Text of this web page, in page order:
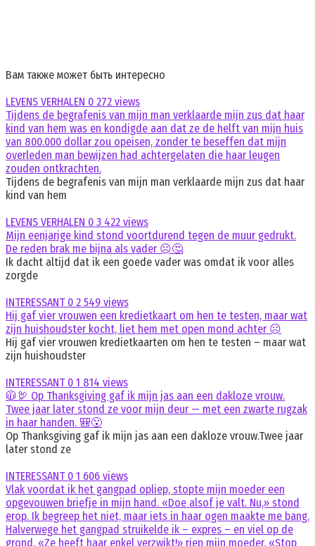
Вам также может быть интересно
LEVENS VERHALEN 0 272 views
Tijdens de begrafenis van mijn man verklaarde mijn zus dat haar
kind van hem was en kondigde aan dat ze de helft van mijn huis
van 800.000 dollar zou opeisen, zonder te beseffen dat mijn
overleden man bewijzen had achtergelaten die haar leugen
zouden ontkrachten.
Tijdens de begrafenis van mijn man verklaarde mijn zus dat haar
kind van hem
LEVENS VERHALEN 0 3 422 views
Mijn eenjarige kind stond voortdurend tegen de muur gedrukt.
De reden brak me bijna als vader ☹️🤔
Ik dacht altijd dat ik een goede vader was omdat ik voor alles
zorgde
INTERESSANT0 2 549 views
Hij gaf vier vrouwen een kredietkaart om hen te testen, maar wat
zijn huishoudster kocht, liet hem met open mond achter ☹️
Hij gaf vier vrouwen kredietkaarten om hen te testen – maar wat
zijn huishoudster
INTERESSANT0 1 814 views
🧥🦃 Op Thanksgiving gaf ik mijn jas aan een dakloze vrouw.
Twee jaar later stond ze voor mijn deur — met een zwarte rugzak
in haar handen. 🎒😮
Op Thanksgiving gaf ik mijn jas aan een dakloze vrouw.Twee jaar
later stond ze
INTERESSANT0 1 606 views
Vlak voordat ik het gangpad opliep, stopte mijn moeder een
opgevouwen briefje in mijn hand. «Doe alsof je valt. Nu,» stond
erop. Ik begreep het niet, maar iets in haar ogen maakte me bang.
Halverwege het gangpad struikelde ik – expres – en viel op de
grond. «Ze heeft haar enkel verzwikt!» riep mijn moeder. «Stop